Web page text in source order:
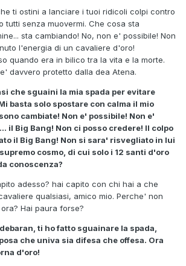
ti ostini a lanciare i tuoi ridicoli colpi contro
tutti senza muovermi. Che cosa sta
sta cambiando! No, non e' possibile! Non
l'energia di un cavaliere d'oro!
quando era in bilico tra la vita e la morte.
davvero protetto dalla dea Atena.
che sguaini la mia spada per evitare
basta solo spostare con calma il mio
cambiate! Non e' possibile! Non e'
il Big Bang! Non ci posso credere! Il colpo
il Big Bang! Non si sara' risvegliato in lui
cosmo, di cui solo i 12 santi d'oro
conoscenza?
adesso? hai capito con chi hai a che
qualsiasi, amico mio. Perche' non
Hai paura forse?
ti ho fatto sguainare la spada,
che univa sia difesa che offesa. Ora
d'oro!